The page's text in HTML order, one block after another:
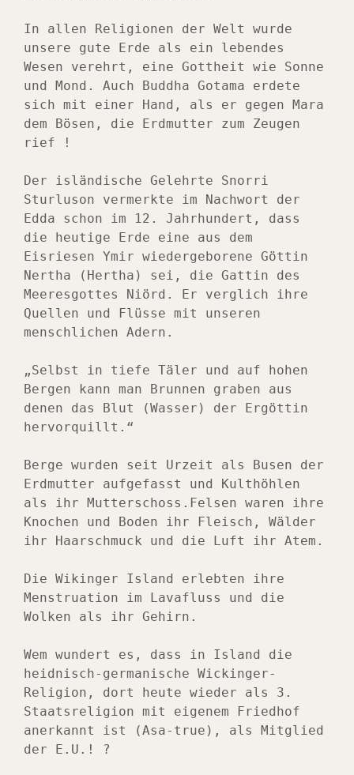
In allen Religionen der Welt wurde
unsere gute Erde als ein lebendes
Wesen verehrt, eine Gottheit wie Sonne
und Mond. Auch Buddha Gotama erdete
sich mit einer Hand, als er gegen Mara
dem Bösen, die Erdmutter zum Zeugen
rief !
Der isländische Gelehrte Snorri
Sturluson vermerkte im Nachwort der
Edda schon im 12. Jahrhundert, dass
die heutige Erde eine aus dem
Eisriesen Ymir wiedergeborene Göttin
Nertha (Hertha) sei, die Gattin des
Meeresgottes Niörd. Er verglich ihre
Quellen und Flüsse mit unseren
menschlichen Adern.
„Selbst in tiefe Täler und auf hohen
Bergen kann man Brunnen graben aus
denen das Blut (Wasser) der Ergöttin
hervorquillt.“
Berge wurden seit Urzeit als Busen der
Erdmutter aufgefasst und Kulthöhlen
als ihr Mutterschoss.Felsen waren ihre
Knochen und Boden ihr Fleisch, Wälder
ihr Haarschmuck und die Luft ihr Atem.
Die Wikinger Island erlebten ihre
Menstruation im Lavafluss und die
Wolken als ihr Gehirn.
Wem wundert es, dass in Island die
heidnisch-germanische Wickinger-
Religion, dort heute wieder als 3.
Staatsreligion mit eigenem Friedhof
anerkannt ist (Asa-true), als Mitglied
der E.U.! ?